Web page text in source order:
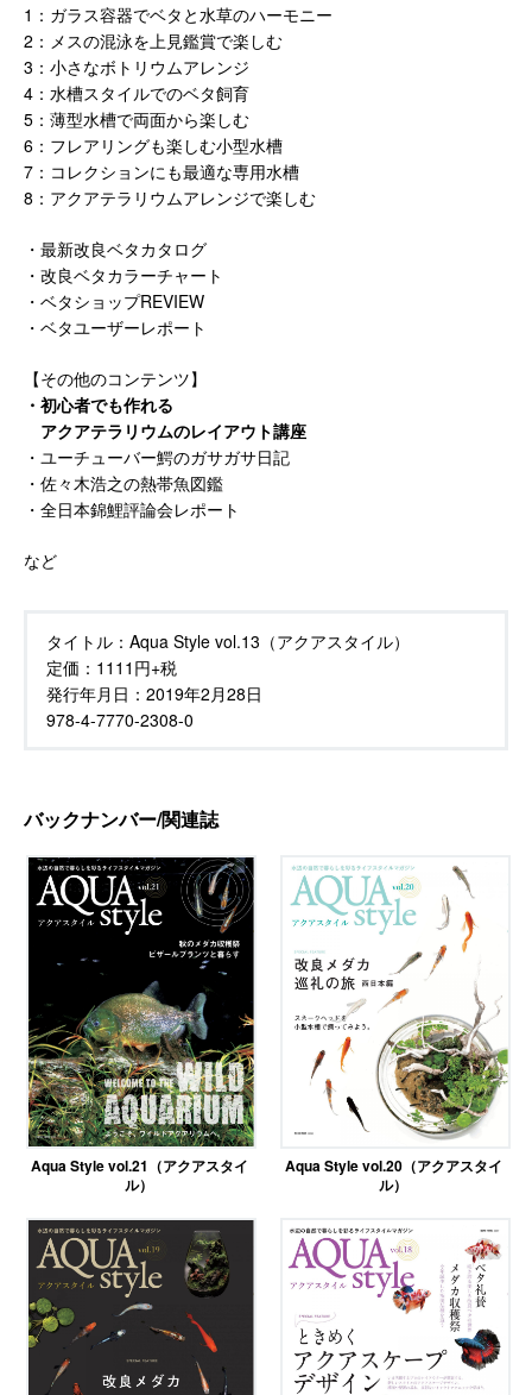
1：ガラス容器でベタと水草のハーモニー
2：メスの混泳を上見鑑賞で楽しむ
3：小さなボトリウムアレンジ
4：水槽スタイルでのベタ飼育
5：薄型水槽で両面から楽しむ
6：フレアリングも楽しむ小型水槽
7：コレクションにも最適な専用水槽
8：アクアテラリウムアレンジで楽しむ
・最新改良ベタカタログ
・改良ベタカラーチャート
・ベタショップREVIEW
・ベタユーザーレポート
【その他のコンテンツ】
・初心者でも作れる
アクアテラリウムのレイアウト講座
・ユーチューバー鰐のガサガサ日記
・佐々木浩之の熱帯魚図鑑
・全日本錦鯉評論会レポート
など
タイトル： Aqua Style vol.13（アクアスタイル）
定価： 1111円+税
発行年月日： 2019年2月28日
978-4-7770-2308-0
バックナンバー/関連誌
Aqua Style vol.21（アクアスタイ
ル）
Aqua Style vol.20（アクアスタイ
ル）